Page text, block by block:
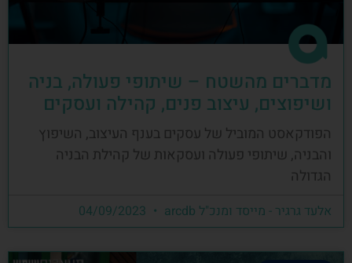
מדברים מהשטח – שיתופי פעולה, בניה
ושיפוצים, עיצוב פנים, קהילה ועסקים
הפודקאסט המוביל של עסקים בענף העיצוב, השיפוץ
והבניה, שיתופי פעולה ועסקאות של קהילת הבניה
הגדולה
אלעד גרגיר - מייסד ומנכ"ל arcdb